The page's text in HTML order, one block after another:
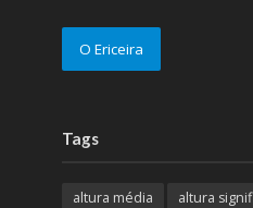
O Ericeira
Tags
altura média altura